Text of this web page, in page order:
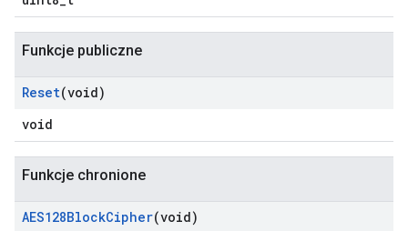
Funkcje publiczne
Reset(void)
void
Funkcje chronione
AES128BlockCipher(void)